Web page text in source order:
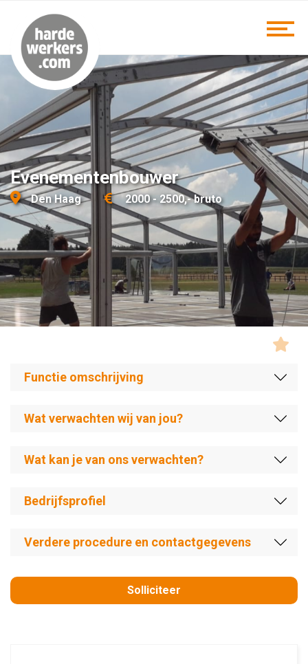
Evenementenbouwer
Den Haag 2000 - 2500,- bruto
Functie omschrijving
Wat verwachten wij van jou?
Wat kan je van ons verwachten?
Bedrijfsprofiel
Verdere procedure en contactgegevens